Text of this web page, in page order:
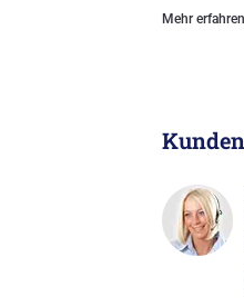
Mehr erfahren